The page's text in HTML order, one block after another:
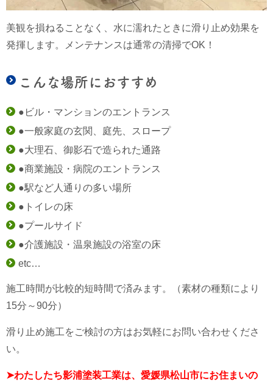
美観を損ねることなく、水に濡れたときに滑り止め効果を
発揮します。メンテナンスは通常の清掃でOK！
こんな場所におすすめ
●ビル・マンションのエントランス
●一般家庭の玄関、庭先、スロープ
●大理石、御影石で造られた通路
●商業施設・病院のエントランス
●駅など人通りの多い場所
●トイレの床
●プールサイド
●介護施設・温泉施設の浴室の床
etc…
施工時間が比較的短時間で済みます。（素材の種類により
15分～90分）
滑り止め施工をご検討の方はお気軽にお問い合わせくださ
い。
➤わたしたち影浦塗装工業は、愛媛県松山市にお住まいの